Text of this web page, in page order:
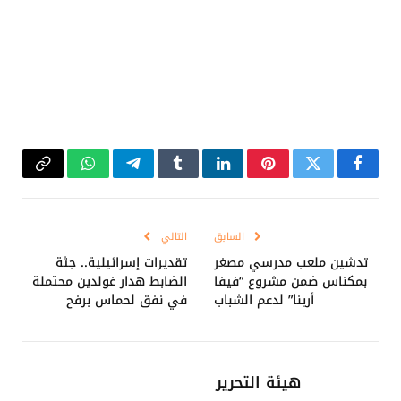
فيسبوكتويتر بينتيريستلينكدإنTumblrتيلقرامواتسابCopy
السابق
تدشين ملعب مدرسي مصغر
بمكناس ضمن مشروع “فيفا
أرينا” لدعم الشباب
التالي
تقديرات إسرائيلية.. جثة
الضابط هدار غولدين محتملة
في نفق لحماس برفح
هيئة التحرير